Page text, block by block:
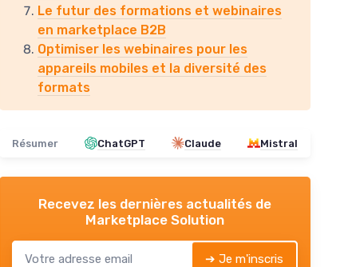
Le futur des formations et webinaires
en marketplace B2B
Optimiser les webinaires pour les
appareils mobiles et la diversité des
formats
Résumer ChatGPT Claude Mistral
Recevez les dernières actualités de
Marketplace Solution
➔ Je m'inscris